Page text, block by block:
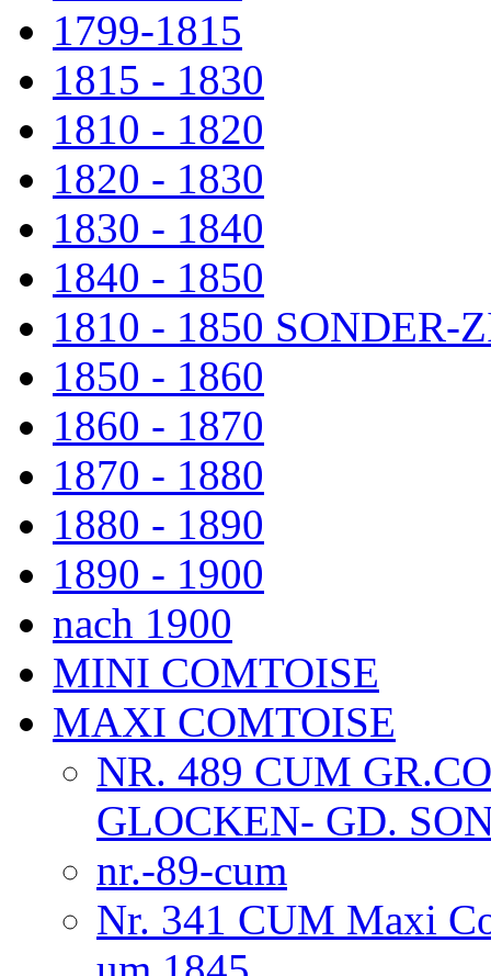
1799-1815
1815 - 1830
1810 - 1820
1820 - 1830
1830 - 1840
1840 - 1850
1810 - 1850 SONDER-
1850 - 1860
1860 - 1870
1870 - 1880
1880 - 1890
1890 - 1900
nach 1900
MINI COMTOISE
MAXI COMTOISE
NR. 489 CUM
GLOCKEN- GD.
nr.-89-cum
Nr. 341 CUM Maxi